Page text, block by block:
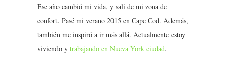
Ese año cambió mi vida, y salí de mi zona de
confort. Pasé mi verano 2015 en Cape Cod. Además,
también me inspiró a ir más allá. Actualmente estoy
viviendo y trabajando en Nueva York ciudad.